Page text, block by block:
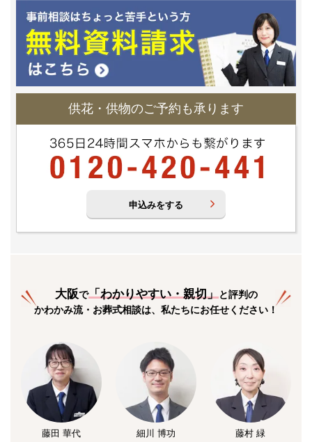
供花・供物のご予約も承ります
申込みをする
大阪で「わかりやすい・親切」と評判の
かわかみ流・お葬式相談は、私たちにお任せください！
藤田 華代 細川 博功 藤村 緑